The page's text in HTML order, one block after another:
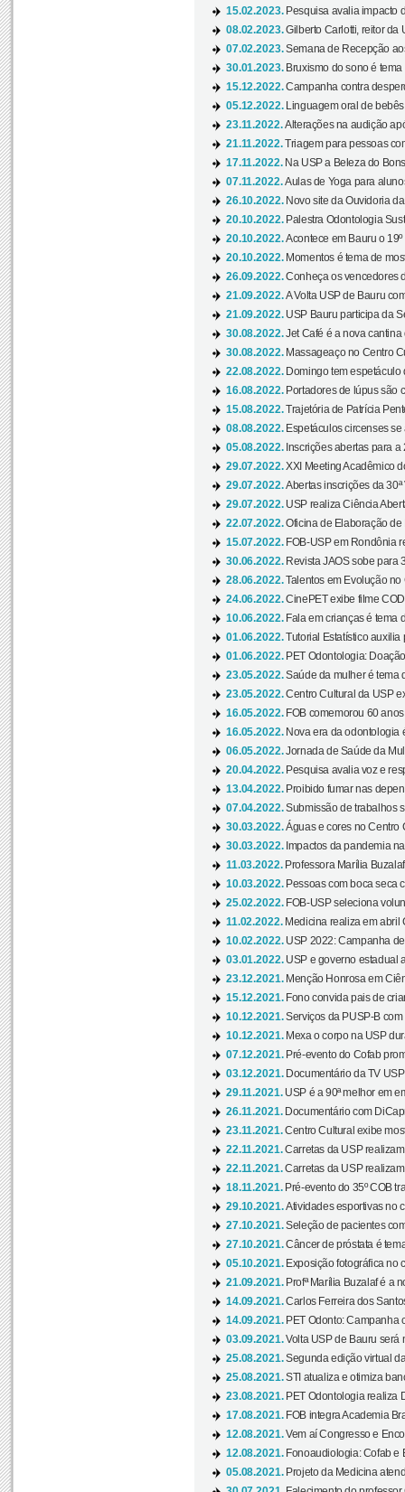
15.02.2023. Pesquisa avalia impacto
08.02.2023.Gilberto Carlotti, reitor da
07.02.2023.Semana de Recepção
30.01.2023. Bruxismo do sono é
15.12.2022.Campanha contra
05.12.2022.
Linguagem oral de
23.11.2022.Alterações na audição
21.11.2022.Triagem para pessoas
17.11.2022. Na USP a Beleza do
07.11.2022.Aulas de Yoga para
26.10.2022. Novo site da Ouvidoria
20.10.2022. Palestra Odontologia
20.10.2022.Acontece em Bauru o 19º
20.10.2022. Momentos é tema de
26.09.2022.Conheça os vencedores
21.09.2022.A Volta USP de Bauru
21.09.2022. USP Bauru participa da
30.08.2022.Jet Café é a nova
30.08.2022. Massageaço no Centro
22.08.2022. Domingo tem espetáculo
16.08.2022. Portadores de lúpus são
15.08.2022.Trajetória de Patrícia
08.08.2022. Espetáculos circenses
05.08.2022. Inscrições abertas para a
29.07.2022.XXI Meeting Acadêmico
29.07.2022.Abertas inscrições da 30ª
29.07.2022. USP realiza Ciência
22.07.2022.Oficina de Elaboração de
15.07.2022. FOB-USP em Rondônia
30.06.2022. Revista JAOS sobe para
28.06.2022.Talentos em Evolução no
24.06.2022.CinePET exibe filme
10.06.2022. Fala em crianças é tema
01.06.2022.Tutorial Estatístico auxilia
01.06.2022. PET Odontologia:
23.05.2022.Saúde da mulher é tema
23.05.2022.Centro Cultural da USP
16.05.2022. FOB comemorou 60
16.05.2022. Nova era da odontologia
06.05.2022.Jornada de Saúde da
20.04.2022. Pesquisa avalia voz e
13.04.2022. Proibido fumar nas
07.04.2022.Submissão de trabalhos
30.03.2022.Águas e cores no Centro
30.03.2022. Impactos da pandemia
11.03.2022. Professora Marília
10.03.2022. Pessoas com boca seca
25.02.2022. FOB-USP seleciona
11.02.2022. Medicina realiza em abril
10.02.2022. USP 2022: Campanha
03.01.2022. USP e governo estadual
23.12.2021. Menção Honrosa em
15.12.2021. Fono convida pais de
10.12.2021.Serviços da PUSP-B
10.12.2021. Mexa o corpo na USP
07.12.2021. Pré-evento do Cofab
03.12.2021. Documentário da TV
29.11.2021. USP é a 90ª melhor em
26.11.2021. Documentário com
23.11.2021.Centro Cultural exibe
22.11.2021.Carretas da USP
22.11.2021.Carretas da USP
18.11.2021. Pré-evento do 35º COB
29.10.2021.Atividades esportivas no
27.10.2021.Seleção de pacientes
27.10.2021.Câncer de próstata é
05.10.2021. Exposição fotográfica no
21.09.2021. Profª Marília Buzalaf é a
14.09.2021.Carlos Ferreira dos
14.09.2021. PET Odonto: Campanha
03.09.2021.Volta USP de Bauru será
25.08.2021.Segunda edição virtual
25.08.2021.STI atualiza e otimiza
23.08.2021. PET Odontologia realiza
17.08.2021. FOB integra Academia
12.08.2021.Vem aí Congresso e
12.08.2021. Fonoaudiologia: Cofab e
05.08.2021. Projeto da Medicina